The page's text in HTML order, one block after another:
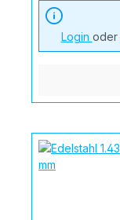
Login oder